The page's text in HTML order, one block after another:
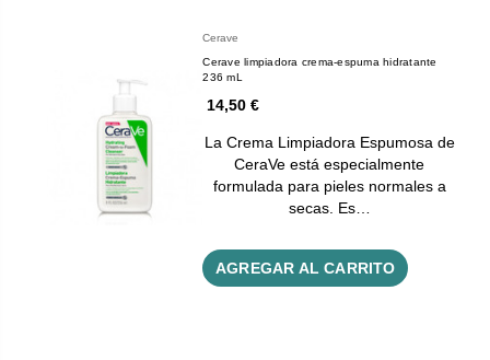
Cerave
Cerave limpiadora crema-espuma hidratante
236 mL
14,50 €
La Crema Limpiadora Espumosa de
CeraVe está especialmente
formulada para pieles normales a
secas. Es…
AGREGAR AL CARRITO